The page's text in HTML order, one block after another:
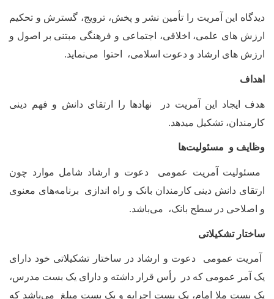
دیدگاه این آمریت را تأمین نشر و پخش، ترویج، گسترش و تحکیم
ارزش های علمی، اخلاقی، اجتماعی و فرهنگی مبتنی بر اصول و
ارزش های ارشاد و دعوت اسلامی، احتوا می‌نماید.
اهداف
هدف ایجاد این آمریت در نهادها را ارتقای دانش و فهم دینی
کارمندان، تشکیل میدهد.
وظایف و مسئولیت‌ها
مسئولیت آمریت عمومی دعوت و ارشاد شامل موارد چون
ارتقای دانش دینی کارمندان بانک و راه اندازی برنامه‌های معنوی
و اصلاحی در سطح بانک، می‌باشد.
ساختار تشکیلاتی
آمریت عمومی دعوت و ارشاد در ساختار تشکیلاتی خود دارای
یک آمر عمومی که در رأس قرار داشته و دارای یک بست مدرس،
یک بست ملا امام، یک بست اجرایه و یک بست مبلغ می‌باشد که